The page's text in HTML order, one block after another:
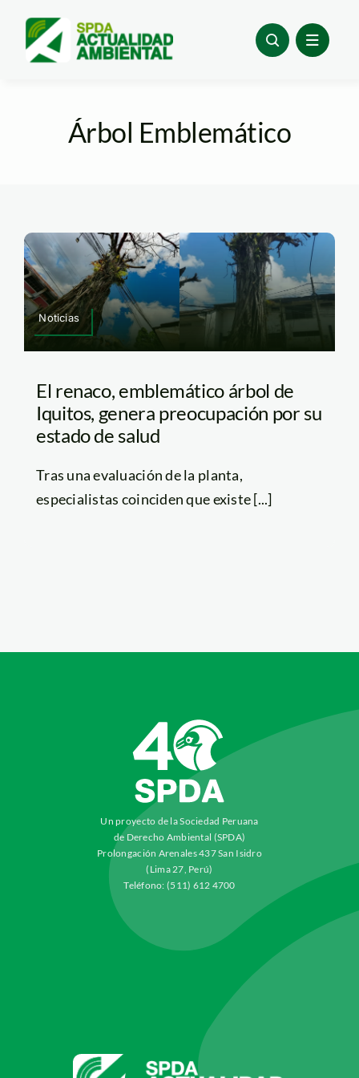
content
Árbol Emblemático
Noticias
El renaco, emblemático árbol de
Iquitos, genera preocupación por su
estado de salud
Tras una evaluación de la planta,
especialistas coinciden que existe [...]
Un proyecto de la Sociedad Peruana
de Derecho Ambiental (SPDA)
Prolongación Arenales 437 San Isidro
(Lima 27, Perú)
Teléfono: (511) 612 4700